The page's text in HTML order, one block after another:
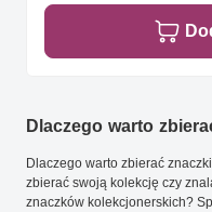
Dlaczego warto
Dlaczego warto zbierać
zbierać swoją kolekcję czy
znaczków kolekcjonerskich?